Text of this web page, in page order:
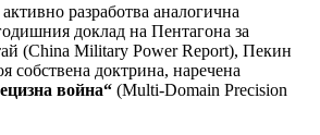
разработва аналогична
доклад на Пентагона за
(China Military Power Report), Пекин
собствена доктрина, наречена
война“ (Multi-Domain Precision